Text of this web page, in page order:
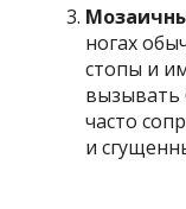
ногах
стопы и
вызывать
часто
и